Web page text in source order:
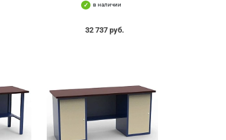
в наличии
32 737 руб.